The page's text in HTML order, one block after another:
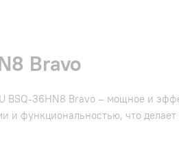
Bravo
BSQ-36HN8 Bravo – мощное и
и функциональностью, что